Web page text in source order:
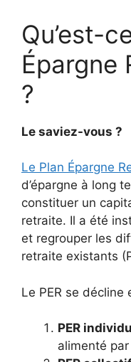
Qu’est-
Épargne
?
Le saviez-vous ?
Le Plan Épargne
d’épargne à long
constituer un
retraite. Il a été
et regrouper les
retraite existants
Le PER se décline
PER
alimenté